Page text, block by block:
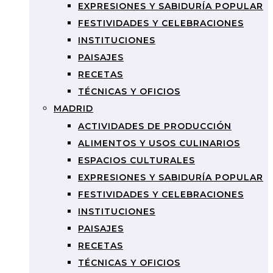
EXPRESIONES Y SABIDURÍA POPULAR
FESTIVIDADES Y CELEBRACIONES
INSTITUCIONES
PAISAJES
RECETAS
TÉCNICAS Y OFICIOS
MADRID
ACTIVIDADES DE PRODUCCIÓN
ALIMENTOS Y USOS CULINARIOS
ESPACIOS CULTURALES
EXPRESIONES Y SABIDURÍA POPULAR
FESTIVIDADES Y CELEBRACIONES
INSTITUCIONES
PAISAJES
RECETAS
TÉCNICAS Y OFICIOS